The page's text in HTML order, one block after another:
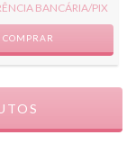
BANCÁRIA/PIX
COMPRAR